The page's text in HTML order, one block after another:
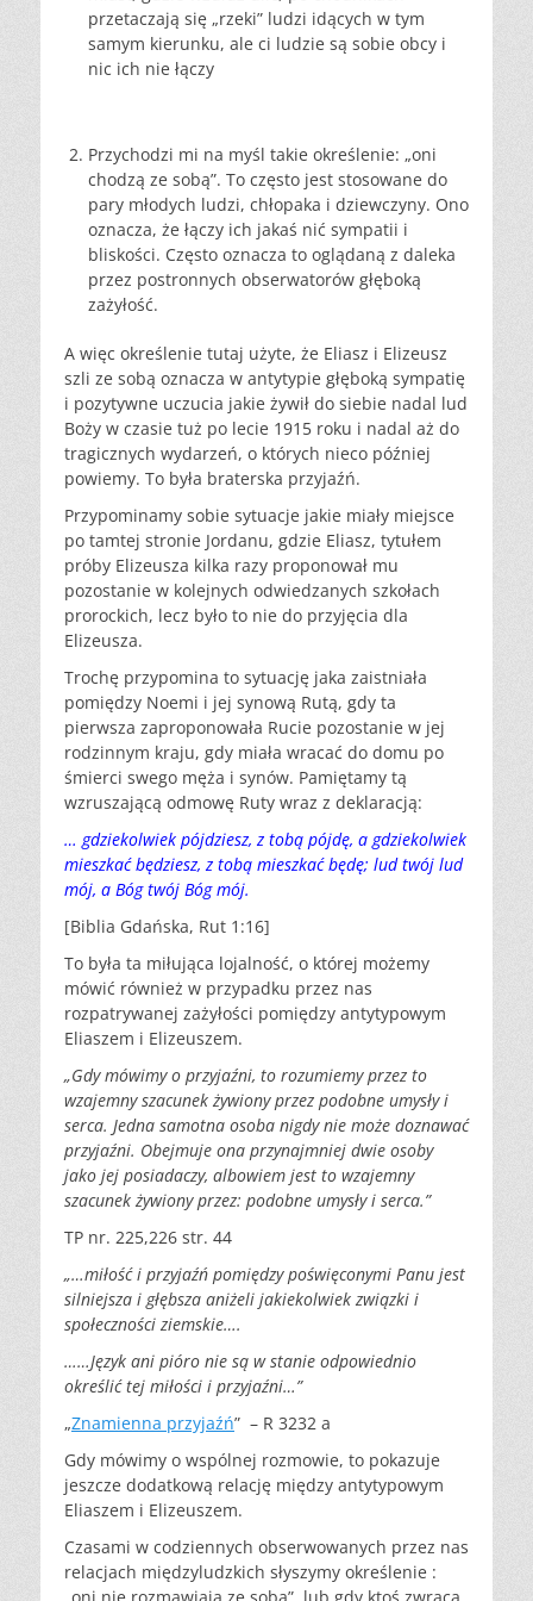
przetaczają się „rzeki” ludzi idących w tym
samym kierunku, ale ci ludzie są sobie obcy i
nic ich nie łączy
Przychodzi mi na myśl takie określenie: „oni
chodzą ze sobą”. To często jest stosowane do
pary młodych ludzi, chłopaka i dziewczyny. Ono
oznacza, że łączy ich jakaś nić sympatii i
bliskości. Często oznacza to oglądaną z daleka
przez postronnych obserwatorów głęboką
zażyłość.
A więc określenie tutaj użyte, że Eliasz i Elizeusz
szli ze sobą oznacza w antytypie głęboką sympatię
i pozytywne uczucia jakie żywił do siebie nadal lud
Boży w czasie tuż po lecie 1915 roku i nadal aż do
tragicznych wydarzeń, o których nieco później
powiemy. To była braterska przyjaźń.
Przypominamy sobie sytuacje jakie miały miejsce
po tamtej stronie Jordanu, gdzie Eliasz, tytułem
próby Elizeusza kilka razy proponował mu
pozostanie w kolejnych odwiedzanych szkołach
prorockich, lecz było to nie do przyjęcia dla
Elizeusza.
Trochę przypomina to sytuację jaka zaistniała
pomiędzy Noemi i jej synową Rutą, gdy ta
pierwsza zaproponowała Rucie pozostanie w jej
rodzinnym kraju, gdy miała wracać do domu po
śmierci swego męża i synów. Pamiętamy tą
wzruszającą odmowę Ruty wraz z deklaracją:
… gdziekolwiek pójdziesz, z tobą pójdę, a gdziekolwiek
mieszkać będziesz, z tobą mieszkać będę; lud twój lud
mój, a Bóg twój Bóg mój.
[Biblia Gdańska, Rut 1:16]
To była ta miłująca lojalność, o której możemy
mówić również w przypadku przez nas
rozpatrywanej zażyłości pomiędzy antytypowym
Eliaszem i Elizeuszem.
„Gdy mówimy o przyjaźni, to rozumiemy przez to
wzajemny szacunek żywiony przez podobne umysły i
serca. Jedna samotna osoba nigdy nie może doznawać
przyjaźni. Obejmuje ona przynajmniej dwie osoby
jako jej posiadaczy, albowiem jest to wzajemny
szacunek żywiony przez: podobne umysły i serca.”
TP nr. 225,226 str. 44
„…miłość i przyjaźń pomiędzy poświęconymi Panu jest
silniejsza i głębsza aniżeli jakiekolwiek związki i
społeczności ziemskie….
……Język ani pióro nie są w stanie odpowiednio
określić tej miłości i przyjaźni…”
„Znamienna przyjaźń” – R 3232 a
Gdy mówimy o wspólnej rozmowie, to pokazuje
jeszcze dodatkową relację między antytypowym
Eliaszem i Elizeuszem.
Czasami w codziennych obserwowanych przez nas
relacjach międzyludzkich słyszymy określenie :